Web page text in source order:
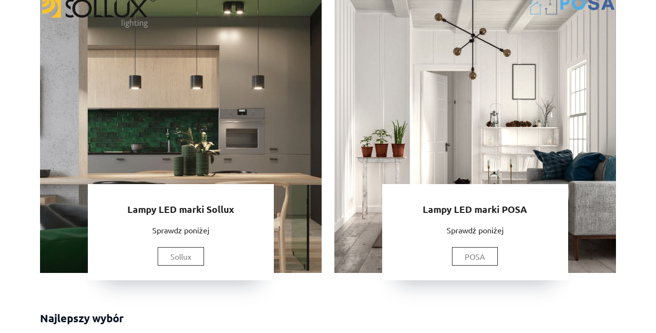
Lampy LED marki Sollux
Sprawdz poniżej
Sollux
Lampy LED marki POSA
Sprawdź poniżej
POSA
Najlepszy wybór